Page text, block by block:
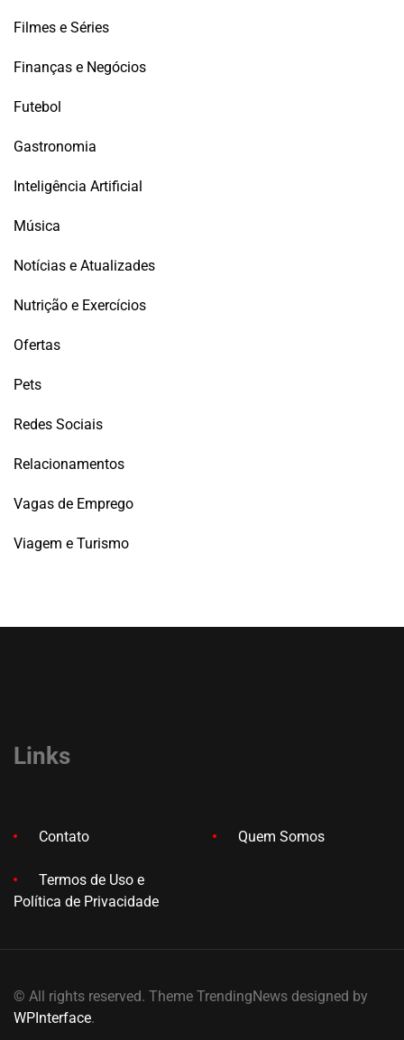
Filmes e Séries
Finanças e Negócios
Futebol
Gastronomia
Inteligência Artificial
Música
Notícias e Atualizades
Nutrição e Exercícios
Ofertas
Pets
Redes Sociais
Relacionamentos
Vagas de Emprego
Viagem e Turismo
Links
Contato Quem Somos
Termos de Uso e
Política de Privacidade
© All rights reserved. Theme TrendingNews designed by
WPInterface.